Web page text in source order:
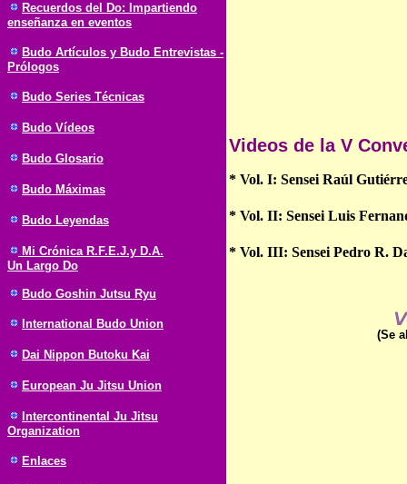
Recuerdos del Do: Impartiendo
enseñanza en eventos
Budo Artículos y Budo Entrevistas -
Prólogos
Budo Series Técnicas
Budo Vídeos
Budo Glosario
Budo Máximas
Budo Leyendas
Mi Crónica R.F.E.J.y D.A.
Un Largo Do
Budo Goshin Jutsu Ryu
International Budo Union
Dai Nippon Butoku Kai
European Ju Jitsu Union
Intercontinental Ju Jitsu
Organization
Enlaces
Videos de la V
* Vol. I: Sensei Raúl
* Vol. II: Sensei Luis
* Vol. III: Sensei Pedro R.
(Se